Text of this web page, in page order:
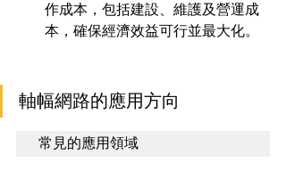
作成本，包括建設、維護及營運成
本，確保經濟效益可行並最大化。
軸幅網路的應用方向
常見的應用領域